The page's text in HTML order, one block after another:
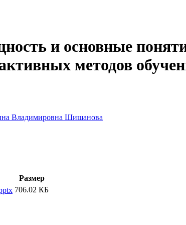
и основные
методов
Владимировна Шишанова
Размер
706.02 КБ